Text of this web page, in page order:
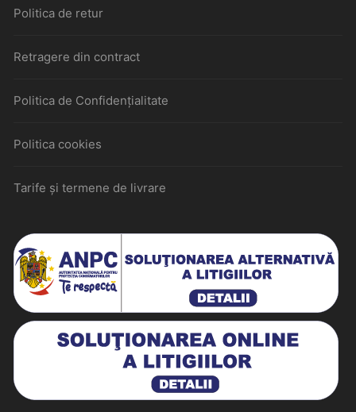
Politica de retur
Retragere din contract
Politica de Confidențialitate
Politica cookies
Tarife și termene de livrare